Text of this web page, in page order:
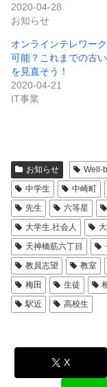
2020-04-28
お知らせ
オンラインテレワー
可能？これまでの古
を見直そう！
2020-04-21
IT事業
お知らせ Well-
中学生
中崎町
先生
六等星
大学生.社会人
天神橋筋六丁目
教員志望
教室
梅田
生徒
駅近
高校生
X